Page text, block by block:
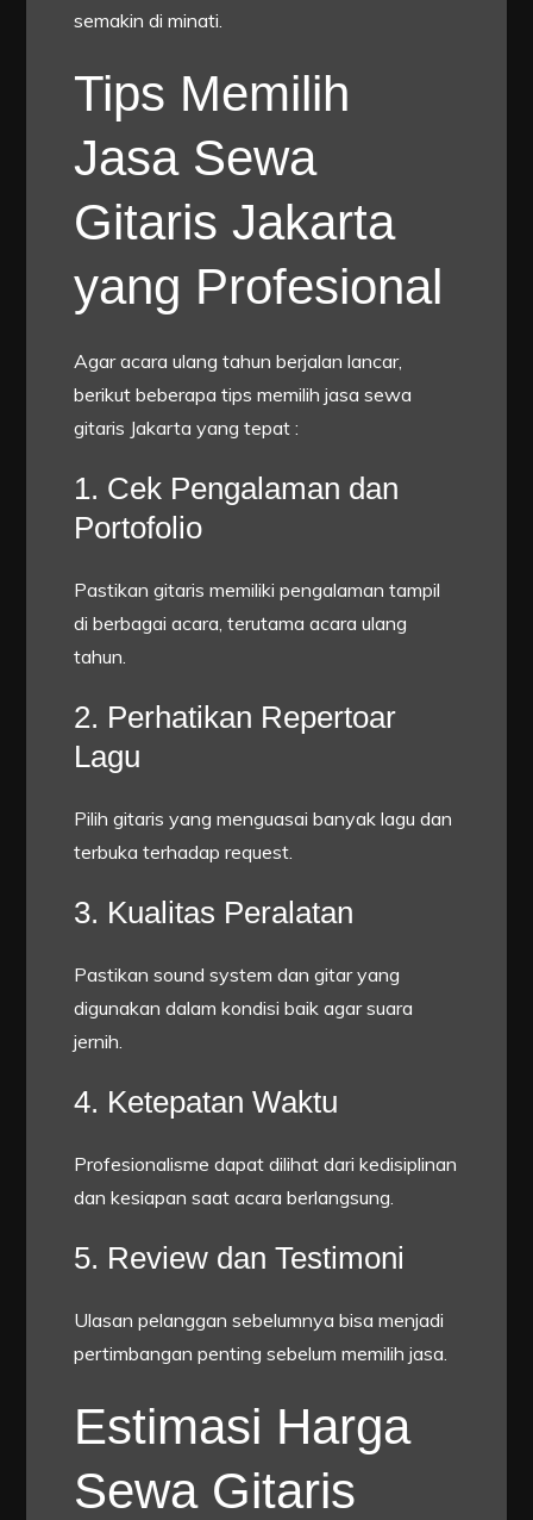
semakin di minati.
Tips Memilih
Jasa Sewa
Gitaris Jakarta
yang Profesional
Agar acara ulang tahun berjalan lancar,
berikut beberapa tips memilih jasa sewa
gitaris Jakarta yang tepat :
1. Cek Pengalaman dan
Portofolio
Pastikan gitaris memiliki pengalaman tampil
di berbagai acara, terutama acara ulang
tahun.
2. Perhatikan Repertoar
Lagu
Pilih gitaris yang menguasai banyak lagu dan
terbuka terhadap request.
3. Kualitas Peralatan
Pastikan sound system dan gitar yang
digunakan dalam kondisi baik agar suara
jernih.
4. Ketepatan Waktu
Profesionalisme dapat dilihat dari kedisiplinan
dan kesiapan saat acara berlangsung.
5. Review dan Testimoni
Ulasan pelanggan sebelumnya bisa menjadi
pertimbangan penting sebelum memilih jasa.
Estimasi Harga
Sewa Gitaris